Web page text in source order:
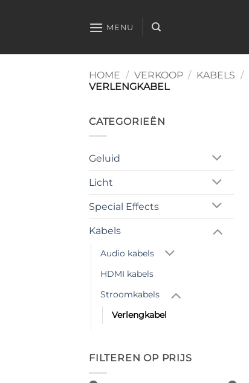
MENU
HOME / VERKOOP / KABELS /
VERLENGKABEL
CATEGORIEËN
Geluid
Licht
Special Effects
Kabels
Audio kabels
HDMI kabels
Stroomkabels
Verlengkabel
FILTEREN OP PRIJS